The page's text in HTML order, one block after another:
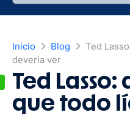
Início Blog
Ted
deveria ver
Ted Lasso:
que todo